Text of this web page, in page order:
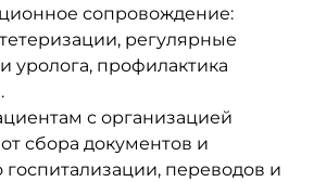
сопровождение:
регулярные
уролога, профилактика
с организацией
сбора документов и
госпитализации, переводов и